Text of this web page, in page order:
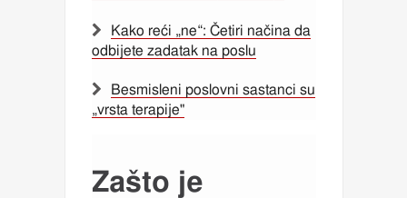
Kako reći „ne“: Četiri načina da
odbijete zadatak na poslu
Besmisleni poslovni sastanci su
„vrsta terapije"
Zašto je